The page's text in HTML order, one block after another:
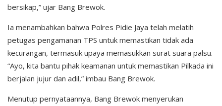
bersikap,” ujar Bang Brewok.
Ia menambahkan bahwa Polres Pidie Jaya telah melatih
petugas pengamanan TPS untuk memastikan tidak ada
kecurangan, termasuk upaya memasukkan surat suara palsu.
“Ayo, kita bantu pihak keamanan untuk memastikan Pilkada ini
berjalan jujur dan adil,” imbau Bang Brewok.
Menutup pernyataannya, Bang Brewok menyerukan